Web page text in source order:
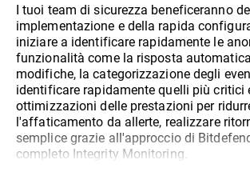
I tuoi team di sicurezza beneficeranno
implementazione e della rapida
iniziare a identificare rapidamente le
funzionalità come la risposta
modifiche, la categorizzazione degli
identificare rapidamente quelli più critici
ottimizzazioni delle prestazioni per
l'affaticamento da allerte, realizzare
semplice grazie all'approccio di
completo Integrity Monitoring.